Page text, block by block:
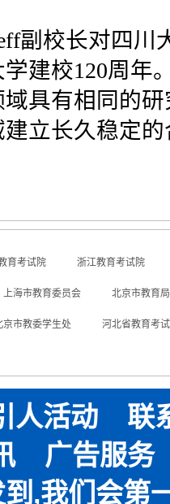
副校长对四川
建校120周年
具有相同的
立长久稳定
育考试院 浙江教育考试院
上海市教育委员会 北京市教育局
京市教委学生处 河北省教育考
人活动
联
广告服务
,我们会第